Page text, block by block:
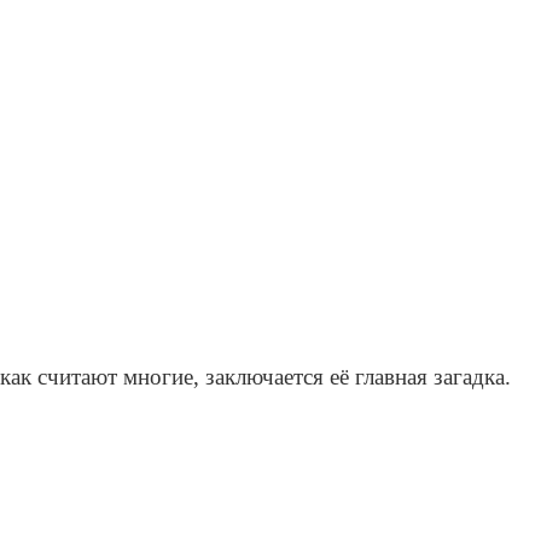
считают многие, заключается её главная загадка.